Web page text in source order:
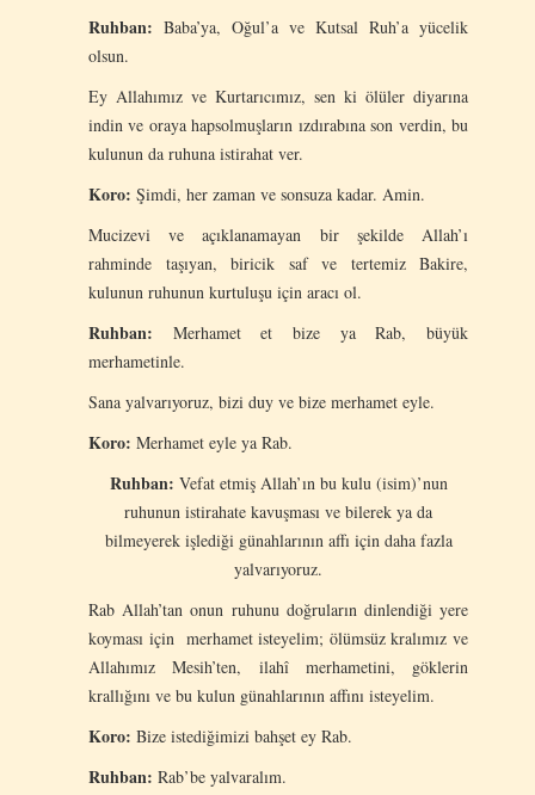
Ruhban: Baba’ya, Oğul’a ve Kutsal Ruh’a yücelik
olsun.
Ey Allahımız ve Kurtarıcımız, sen ki ölüler diyarına
indin ve oraya hapsolmuşların ızdırabına son verdin, bu
kulunun da ruhuna istirahat ver.
Koro: Şimdi, her zaman ve sonsuza kadar. Amin.
Mucizevi ve açıklanamayan bir şekilde Allah’ı
rahminde taşıyan, biricik saf ve tertemiz Bakire,
kulunun ruhunun kurtuluşu için aracı ol.
Ruhban: Merhamet et bize ya Rab, büyük
merhametinle.
Sana yalvarıyoruz, bizi duy ve bize merhamet eyle.
Koro: Merhamet eyle ya Rab.
Ruhban: Vefat etmiş Allah’ın bu kulu (isim)’nun
ruhunun istirahate kavuşması ve bilerek ya da
bilmeyerek işlediği günahlarının affı için daha fazla
yalvarıyoruz.
Rab Allah’tan onun ruhunu doğruların dinlendiği yere
koyması için merhamet isteyelim; ölümsüz kralımız ve
Allahımız Mesih’ten, ilahî merhametini, göklerin
krallığını ve bu kulun günahlarının affını isteyelim.
Koro: Bize istediğimizi bahşet ey Rab.
Ruhban: Rab’be yalvaralım.